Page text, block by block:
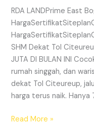
RDA LANDPrime East
SHM Dekat Tol
JUTA DI BULAN INI
rumah singgah, dan
dekat Tol Citeureup,
harga terus naik. Hanya
Read More »